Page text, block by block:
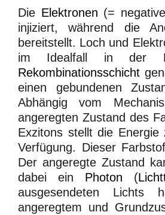
Die Elektronen (=
injiziert, während die
bereitstellt. Loch und
im Idealfall in der
Rekombinationsschicht
einen gebundenen
Abhängig vom
angeregten Zustand des
Exzitons stellt die
Verfügung. Dieser
Der angeregte Zustand
dabei ein Photon (
ausgesendeten Lichts
angeregtem und